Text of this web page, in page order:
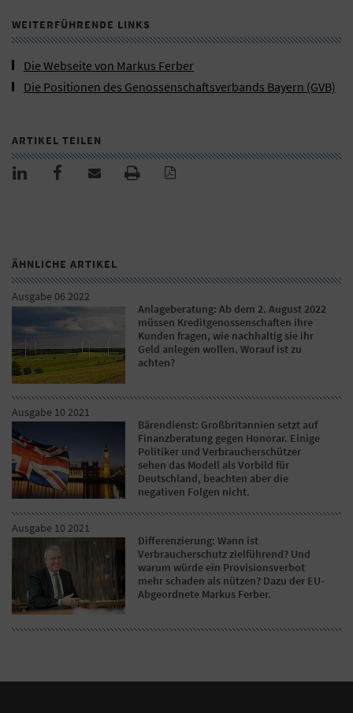
WEITERFÜHRENDE LINKS
Die Webseite von Markus Ferber
Die Positionen des Genossenschaftsverbands Bayern (GVB)
ARTIKEL TEILEN
ÄHNLICHE ARTIKEL
Ausgabe 06 2022
Anlageberatung: Ab dem 2. August 2022
müssen Kreditgenossenschaften ihre
Kunden fragen, wie nachhaltig sie ihr
Geld anlegen wollen. Worauf ist zu
achten?
Ausgabe 10 2021
Bärendienst: Großbritannien setzt auf
Finanzberatung gegen Honorar. Einige
Politiker und Verbraucherschützer
sehen das Modell als Vorbild für
Deutschland, beachten aber die
negativen Folgen nicht.
Ausgabe 10 2021
Differenzierung: Wann ist
Verbraucherschutz zielführend? Und
warum würde ein Provisionsverbot
mehr schaden als nützen? Dazu der EU-
Abgeordnete Markus Ferber.